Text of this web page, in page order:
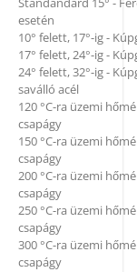
esetén
10° felett, 17°-ig -
17° felett, 24°-ig -
24° felett, 32°-ig -
saválló acél
120 °C-ra üzemi
csapágy
150 °C-ra üzemi
csapágy
200 °C-ra üzemi
csapágy
250 °C-ra üzemi
csapágy
300 °C-ra üzemi
csapágy